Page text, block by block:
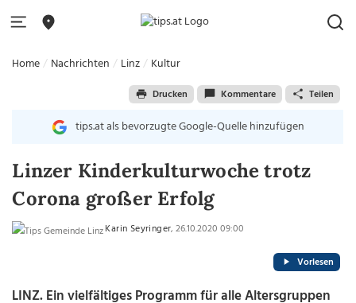
Home Nachrichten Linz Kultur
Drucken Kommentare Teilen
tips.at als bevorzugte Google-Quelle hinzufügen
Linzer Kinderkulturwoche trotz
Corona großer Erfolg
Karin Seyringer, 26.10.2020 09:00
Vorlesen
LINZ. Ein vielfältiges Programm für alle Altersgruppen